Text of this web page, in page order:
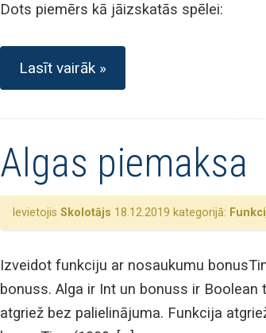
Dots piemērs kā jāizskatās spēlei:
Lasīt vairāk »
Algas piemaksa
Ievietojis Skolotājs 18.12.2019 kategorijā:
Izveidot funkciju ar nosaukumu
bonuss. Alga ir Int un bonuss ir
atgriež bez palielinājuma. Funkcija